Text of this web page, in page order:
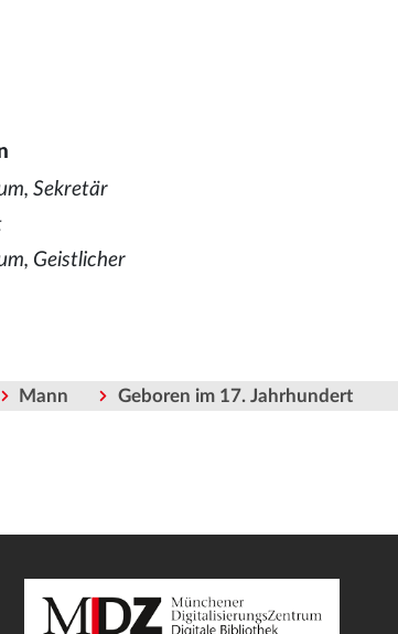
Sekretär
Geistlicher
Mann Geboren im 17. Jahrhundert